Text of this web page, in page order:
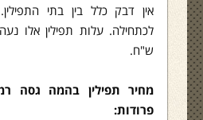
אין דבק כלל בין בתי
ש"ח.
מחיר תפילין בהמה גסה
פרודות: